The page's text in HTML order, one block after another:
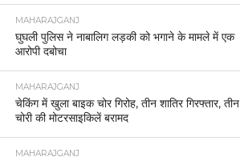
MAHARAJGANJ
घुघली पुलिस ने नाबालिग लड़की को भगाने के मामले में एक
आरोपी दबोचा
MAHARAJGANJ
चेकिंग में खुला बाइक चोर गिरोह, तीन शातिर गिरफ्तार, तीन
चोरी की मोटरसाइकिलें बरामद
MAHARAJGANJ